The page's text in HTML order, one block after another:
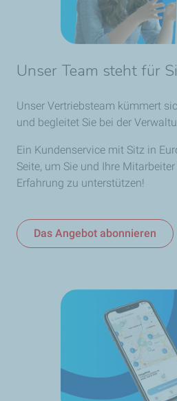
Unser Team steht für
Unser Vertriebsteam kümmert
und begleitet Sie bei der
Ein Kundenservice mit Sitz in
Seite, um Sie und Ihre
Erfahrung zu unterstützen!
Das Angebot abonnieren